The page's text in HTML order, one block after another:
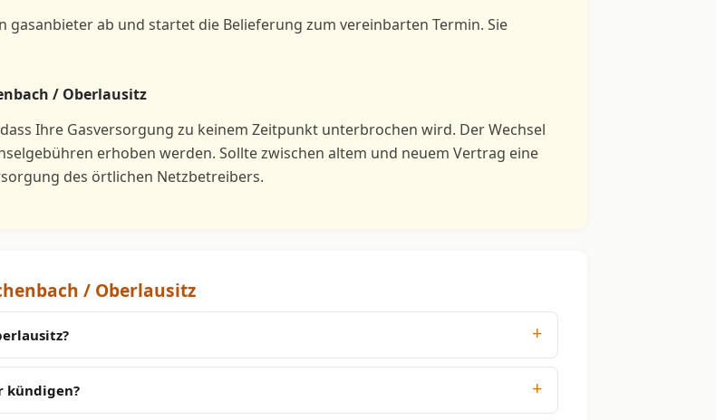
gasanbieter ab und startet die Belieferung zum vereinbarten Termin. Sie
/ Oberlausitz
Ihre Gasversorgung zu keinem Zeitpunkt unterbrochen wird. Der Wechsel
erhoben werden. Sollte zwischen altem und neuem Vertrag eine
des örtlichen Netzbetreibers.
/ Oberlausitz
kündigen?